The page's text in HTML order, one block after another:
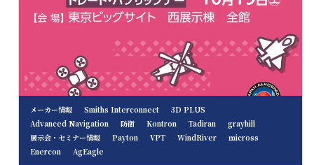
メーカー情報 Smiths Interconnect
3D PLUS
Advanced Navigation
防衛 Kontron Tadiran
grayhill
展示会・セミナー情報
Payton VPT WindRiver
ｍicross
Enercon
AgEagle